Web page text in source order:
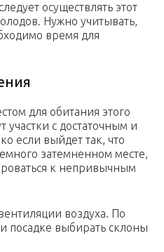
осуществлять этот
Нужно учитывать,
время для
для обитания этого
участки с достаточным и
если выйдет так, что
затемненном месте,
к непривычным
воздуха. По
посадке выбирать склоны